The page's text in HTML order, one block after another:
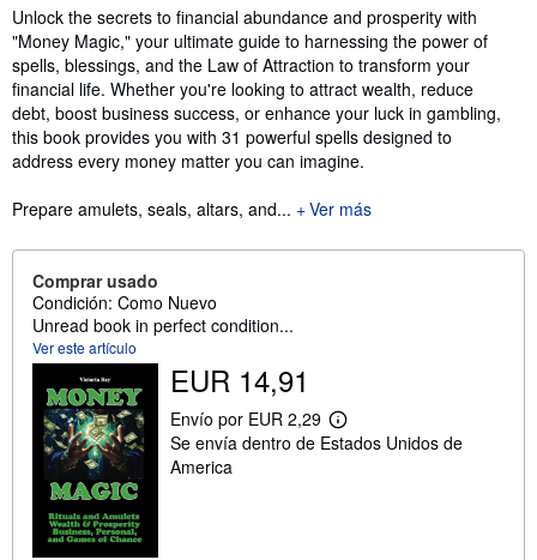
Sinopsis
Unlock the secrets to financial abundance and prosperity with
"Money Magic," your ultimate guide to harnessing the power of
spells, blessings, and the Law of Attraction to transform your
financial life. Whether you're looking to attract wealth, reduce
debt, boost business success, or enhance your luck in gambling,
this book provides you with 31 powerful spells designed to
address every money matter you can imagine.
Prepare amulets, seals, altars, and...
Ver más
Comprar usado
Condición: Como Nuevo
Unread book in perfect condition...
Ver este artículo
EUR 14,91
Envío por EUR 2,29
M
á
Se envía dentro de Estados Unidos de
America